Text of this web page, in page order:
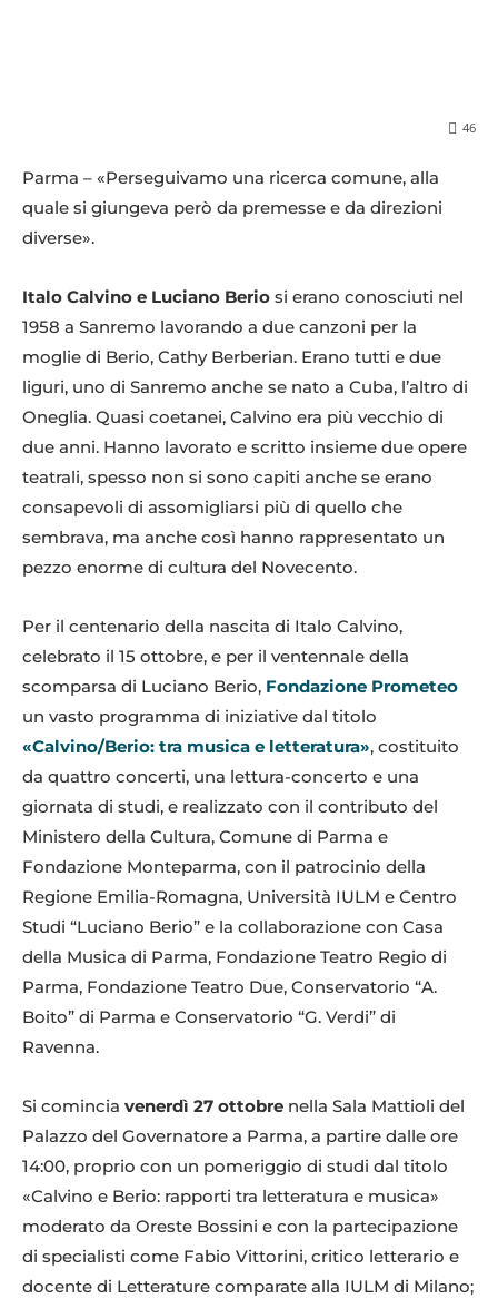
46
Parma – «Perseguivamo una ricerca comune, alla
quale si giungeva però da premesse e da direzioni
diverse».
Italo Calvino e Luciano Berio si erano conosciuti nel
1958 a Sanremo lavorando a due canzoni per la
moglie di Berio, Cathy Berberian. Erano tutti e due
liguri, uno di Sanremo anche se nato a Cuba, l’altro di
Oneglia. Quasi coetanei, Calvino era più vecchio di
due anni. Hanno lavorato e scritto insieme due opere
teatrali, spesso non si sono capiti anche se erano
consapevoli di assomigliarsi più di quello che
sembrava, ma anche così hanno rappresentato un
pezzo enorme di cultura del Novecento.
Per il centenario della nascita di Italo Calvino,
celebrato il 15 ottobre, e per il ventennale della
scomparsa di Luciano Berio, Fondazione Prometeo
un vasto programma di iniziative dal titolo
«Calvino/Berio: tra musica e letteratura», costituito
da quattro concerti, una lettura-concerto e una
giornata di studi, e realizzato con il contributo del
Ministero della Cultura, Comune di Parma e
Fondazione Monteparma, con il patrocinio della
Regione Emilia-Romagna, Università IULM e Centro
Studi “Luciano Berio” e la collaborazione con Casa
della Musica di Parma, Fondazione Teatro Regio di
Parma, Fondazione Teatro Due, Conservatorio “A.
Boito” di Parma e Conservatorio “G. Verdi” di
Ravenna.
Si comincia venerdì 27 ottobre nella Sala Mattioli del
Palazzo del Governatore a Parma, a partire dalle ore
14:00, proprio con un pomeriggio di studi dal titolo
«Calvino e Berio: rapporti tra letteratura e musica»
moderato da Oreste Bossini e con la partecipazione
di specialisti come Fabio Vittorini, critico letterario e
docente di Letterature comparate alla IULM di Milano;